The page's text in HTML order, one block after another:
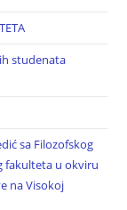
studenata
sa Filozofskog
fakulteta u okviru
na Visokoj